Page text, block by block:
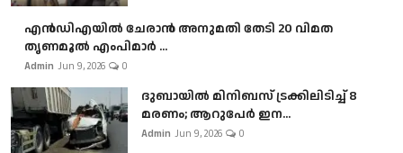
എൻഡിഎയിൽ ചേരാൻ അനുമതി തേടി 20 വിമത
തൃണമൂൽ എംപിമാർ ...
Admin Jun 9, 2026 0
ദുബായിൽ മിനിബസ്​ ട്രക്കിലിടിച്ച് 8
മരണം; ആറുപേർ ഇന...
Admin Jun 9, 2026 0